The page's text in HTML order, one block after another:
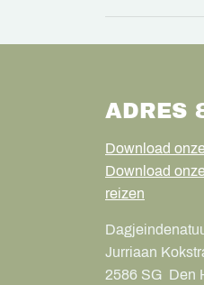
ADRES
Download
Download
reizen
Jurriaan
2586 SG Den